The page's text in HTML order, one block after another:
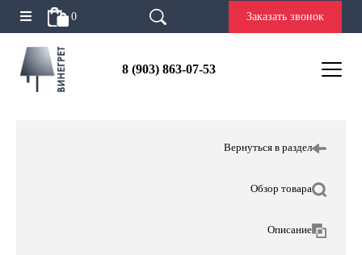
0 Заказать звонок
8 (903) 863-07-53
Вернуться в раздел
Обзор товара
Описание